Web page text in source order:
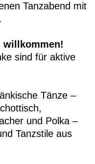
Tanzabend mit
willkommen!
sind für aktive
Tänze –
und Polka –
Tanzstile aus